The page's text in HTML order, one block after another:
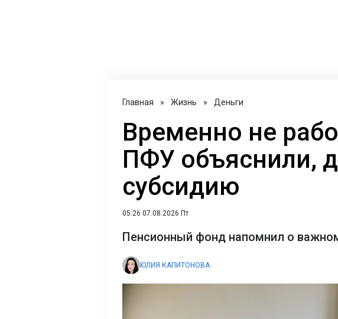
Главная » Жизнь » Деньги
Временно не
ПФУ объяснили,
субсидию
05:26 07.08.2026 Пт
Пенсионный фонд напомнил о
ЮЛИЯ КАПИТОНОВА